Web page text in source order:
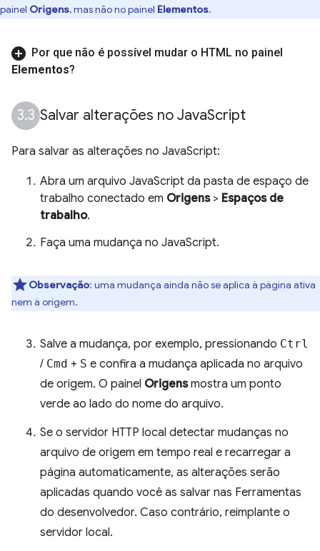
painel Origens, mas não no painel Elementos.
Por que não é possível mudar o HTML no painel
Elementos?
Salvar alterações no JavaScript
Para salvar as alterações no JavaScript:
Abra um arquivo JavaScript da pasta de espaço de
trabalho conectado em Origens> Espaços de
trabalho.
Faça uma mudança no JavaScript.
Observação: uma mudança ainda não se aplica à página ativa
nem à origem.
Salve a mudança, por exemplo, pressionando Ctrl
/ Cmd + S e confira a mudança aplicada no arquivo
de origem. O painel Origensmostra um ponto
verde ao lado do nome do arquivo.
Se o servidor HTTP local detectar mudanças no
arquivo de origem em tempo real e recarregar a
página automaticamente, as alterações serão
aplicadas quando você as salvar nas Ferramentas
do desenvolvedor. Caso contrário, reimplante o
servidor local.